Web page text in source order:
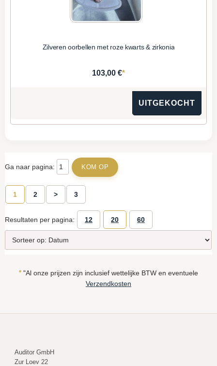
Zilveren oorbellen met roze kwarts & zirkonia
103,00 €*
UITGEKOCHT
Ga naar pagina:
1 2 > 3
Resultaten per pagina: 12 20 60
* "Al onze prijzen zijn inclusief wettelijke BTW en eventuele
Verzendkosten
Auditor GmbH
Zur Loev 22